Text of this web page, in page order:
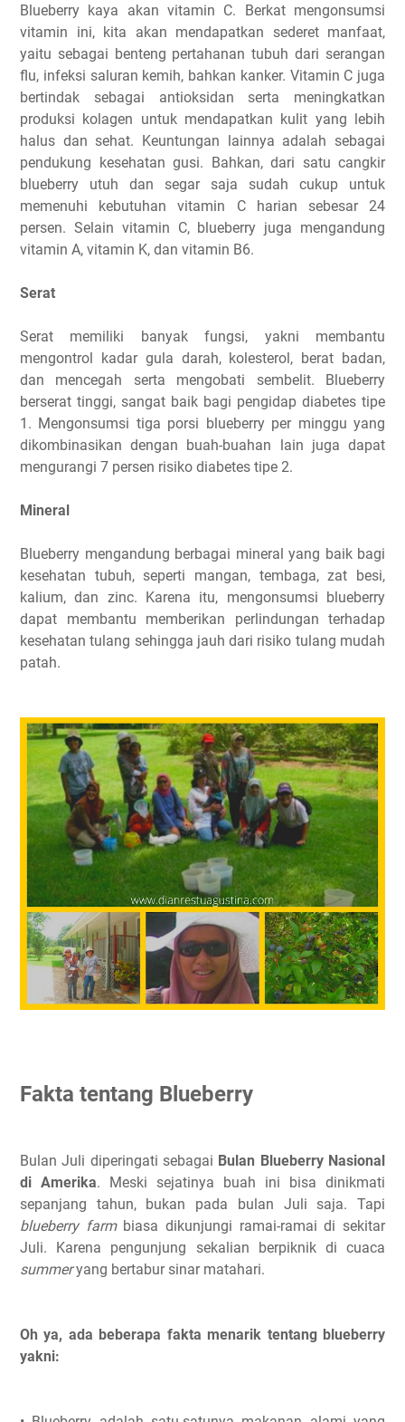
Blueberry kaya akan vitamin C. Berkat mengonsumsi
vitamin ini, kita akan mendapatkan sederet manfaat,
yaitu sebagai benteng pertahanan tubuh dari serangan
flu, infeksi saluran kemih, bahkan kanker. Vitamin C juga
bertindak sebagai antioksidan serta meningkatkan
produksi kolagen untuk mendapatkan kulit yang lebih
halus dan sehat. Keuntungan lainnya adalah sebagai
pendukung kesehatan gusi. Bahkan, dari satu cangkir
blueberry utuh dan segar saja sudah cukup untuk
memenuhi kebutuhan vitamin C harian sebesar 24
persen. Selain vitamin C, blueberry juga mengandung
vitamin A, vitamin K, dan vitamin B6.
Serat
Serat memiliki banyak fungsi, yakni membantu
mengontrol kadar gula darah, kolesterol, berat badan,
dan mencegah serta mengobati sembelit. Blueberry
berserat tinggi, sangat baik bagi pengidap diabetes tipe
1. Mengonsumsi tiga porsi blueberry per minggu yang
dikombinasikan dengan buah-buahan lain juga dapat
mengurangi 7 persen risiko diabetes tipe 2.
Mineral
Blueberry mengandung berbagai mineral yang baik bagi
kesehatan tubuh, seperti mangan, tembaga, zat besi,
kalium, dan zinc. Karena itu, mengonsumsi blueberry
dapat membantu memberikan perlindungan terhadap
kesehatan tulang sehingga jauh dari risiko tulang mudah
patah.
Fakta tentang Blueberry
Bulan Juli diperingati sebagai Bulan Blueberry Nasional
di Amerika. Meski sejatinya buah ini bisa dinikmati
sepanjang tahun, bukan pada bulan Juli saja. Tapi
blueberry farm biasa dikunjungi ramai-ramai di sekitar
Juli. Karena pengunjung sekalian berpiknik di cuaca
summeryang bertabur sinar matahari.
Oh ya, ada beberapa fakta menarik tentang blueberry
yakni: